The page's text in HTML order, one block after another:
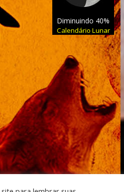
Diminuindo 40%
Calendário Lunar